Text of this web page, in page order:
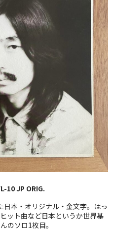
）
10 JP ORIG.
本・オリジナル・金文字。はっ
ット曲など日本というか世界基
のソロ1枚目。